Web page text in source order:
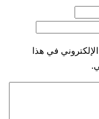
في هذا